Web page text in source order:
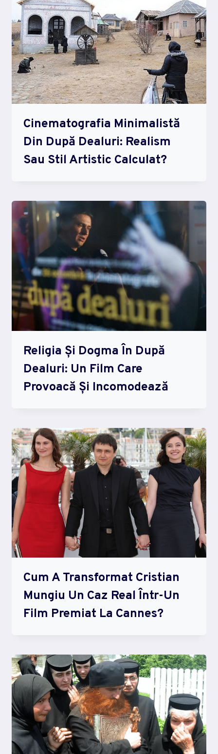
Cinematografia Minimalistă
Din După Dealuri: Realism
Sau Stil Artistic Calculat?
Religia Și Dogma În După
Dealuri: Un Film Care
Provoacă Și Incomodează
Cum A Transformat Cristian
Mungiu Un Caz Real Într-Un
Film Premiat La Cannes?